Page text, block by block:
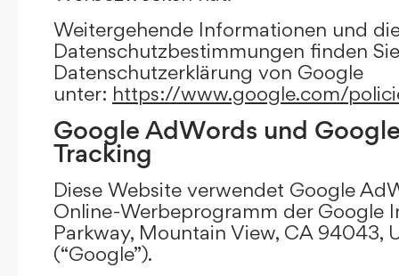
Weitergehende Informationen und
Datenschutzbestimmungen finden
Datenschutzerklärung von Google
unter: https://www.google.com/
Google AdWords und
Tracking
Diese Website verwendet Google
Online-Werbeprogramm der Google
Parkway, Mountain View, CA 94043,
(“Google”).